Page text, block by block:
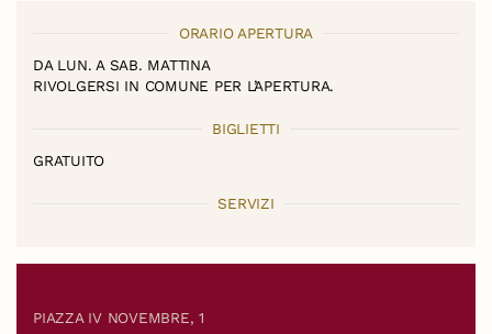
ORARIO APERTURA
DA LUN. A SAB. MATTINA
RIVOLGERSI IN COMUNE PER L’APERTURA.
BIGLIETTI
GRATUITO
SERVIZI
PIAZZA IV NOVEMBRE, 1